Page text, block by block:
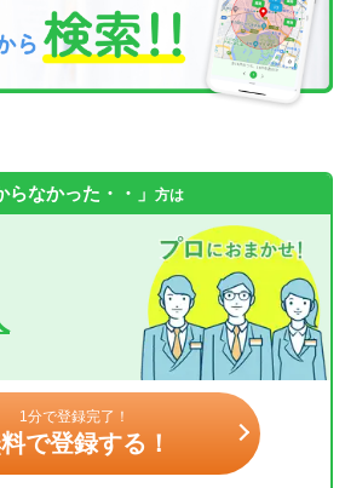
らなかった・・」 方は
1分で登録完了！
で登録する！